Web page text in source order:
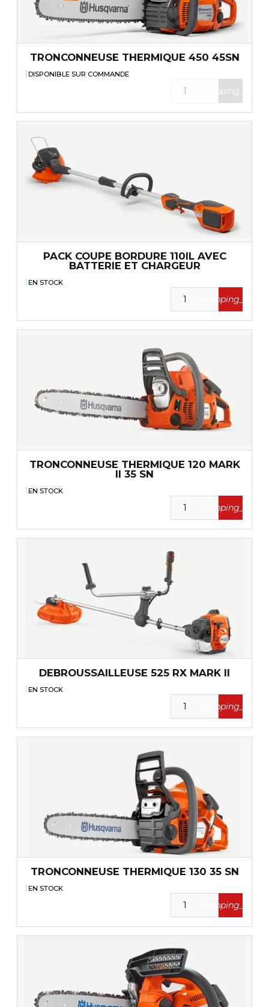
TRONCONNEUSE THERMIQUE 450 45SN
DISPONIBLE SUR COMMANDE
shopping_cart
PACK COUPE BORDURE 110IL AVEC
BATTERIE ET CHARGEUR
EN STOCK
shopping_cart
TRONCONNEUSE THERMIQUE 120 MARK
II 35 SN
EN STOCK
shopping_cart
DEBROUSSAILLEUSE 525 RX MARK II
EN STOCK
shopping_cart
TRONCONNEUSE THERMIQUE 130 35 SN
EN STOCK
shopping_cart